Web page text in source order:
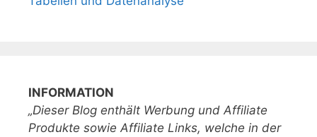
INFORMATION
„Dieser Blog enthält Werbung und Affiliate
Produkte sowie Affiliate Links, welche in der